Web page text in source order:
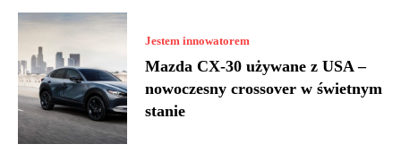
Jestem innowatorem
Mazda CX-30 używane z USA –
nowoczesny crossover w świetnym
stanie